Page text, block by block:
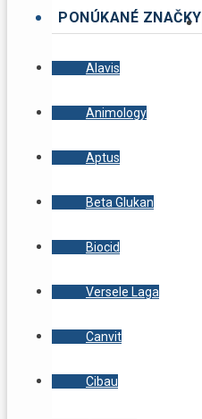
PONÚKANÉ ZNAČKY
Alavis
Animology
Aptus
Beta Glukan
Biocid
Versele Laga
Canvit
Cibau